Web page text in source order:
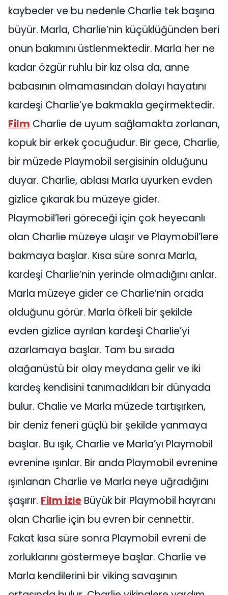
kaybeder ve bu nedenle Charlie tek başına
büyür. Marla, Charlie’nin küçüklüğünden beri
onun bakımını üstlenmektedir. Marla her ne
kadar özgür ruhlu bir kız olsa da, anne
babasının olmamasından dolayı hayatını
kardeşi Charlie’ye bakmakla geçirmektedir.
Film Charlie de uyum sağlamakta zorlanan,
kopuk bir erkek çocuğudur. Bir gece, Charlie,
bir müzede Playmobil sergisinin olduğunu
duyar. Charlie, ablası Marla uyurken evden
gizlice çıkarak bu müzeye gider.
Playmobil’leri göreceği için çok heyecanlı
olan Charlie müzeye ulaşır ve Playmobil’lere
bakmaya başlar. Kısa süre sonra Marla,
kardeşi Charlie’nin yerinde olmadığını anlar.
Marla müzeye gider ce Charlie’nin orada
olduğunu görür. Marla öfkeli bir şekilde
evden gizlice ayrılan kardeşi Charlie’yi
azarlamaya başlar. Tam bu sırada
olağanüstü bir olay meydana gelir ve iki
kardeş kendisini tanımadıkları bir dünyada
bulur. Chalie ve Marla müzede tartışırken,
bir deniz feneri güçlü bir şekilde yanmaya
başlar. Bu ışık, Charlie ve Marla’yı Playmobil
evrenine ışınlar. Bir anda Playmobil evrenine
ışınlanan Charlie ve Marla neye uğradığını
şaşırır. Film izle Büyük bir Playmobil hayranı
olan Charlie için bu evren bir cennettir.
Fakat kısa süre sonra Playmobil evreni de
zorluklarını göstermeye başlar. Charlie ve
Marla kendilerini bir viking savaşının